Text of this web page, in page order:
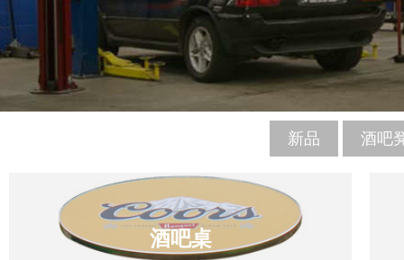
新品 酒吧
酒吧桌